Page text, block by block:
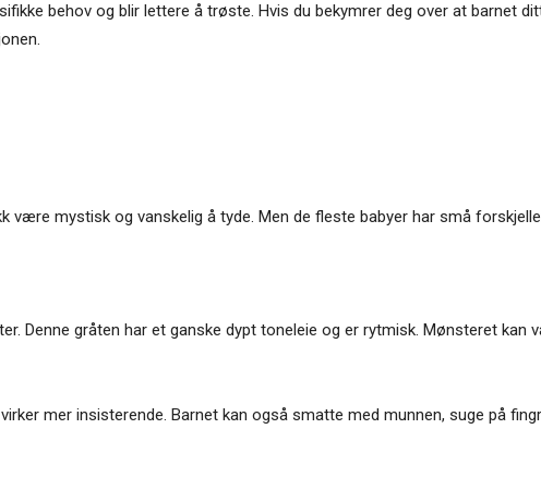
behov og blir lettere å trøste. Hvis du bekymrer deg over at barnet
være mystisk og vanskelig å tyde. Men de fleste babyer har små
Denne gråten har et ganske dypt toneleie og er rytmisk. Mønsteret kan
mer insisterende. Barnet kan også smatte med munnen, suge på